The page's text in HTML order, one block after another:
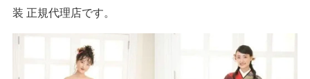
装 正規代理店です。